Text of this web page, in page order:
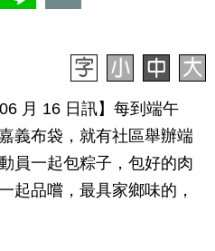
月 16 日訊】每到端午
義布袋，就有社區舉辦端
員一起包粽子，包好的肉
起品嚐，最具家鄉味的，